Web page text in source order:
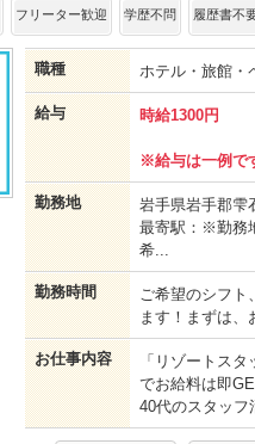
フリーター歓迎 学歴不問 履歴書不
職種 ホテル・旅館・
給与 時給1300円
※給与は一例で
勤務地
岩手県岩手郡雫
最寄駅：※勤務
希...
勤務時間
ご希望のシフト
ます！まずは
お仕事内容
「リゾートス
でお給料は即
40代のスタッフ